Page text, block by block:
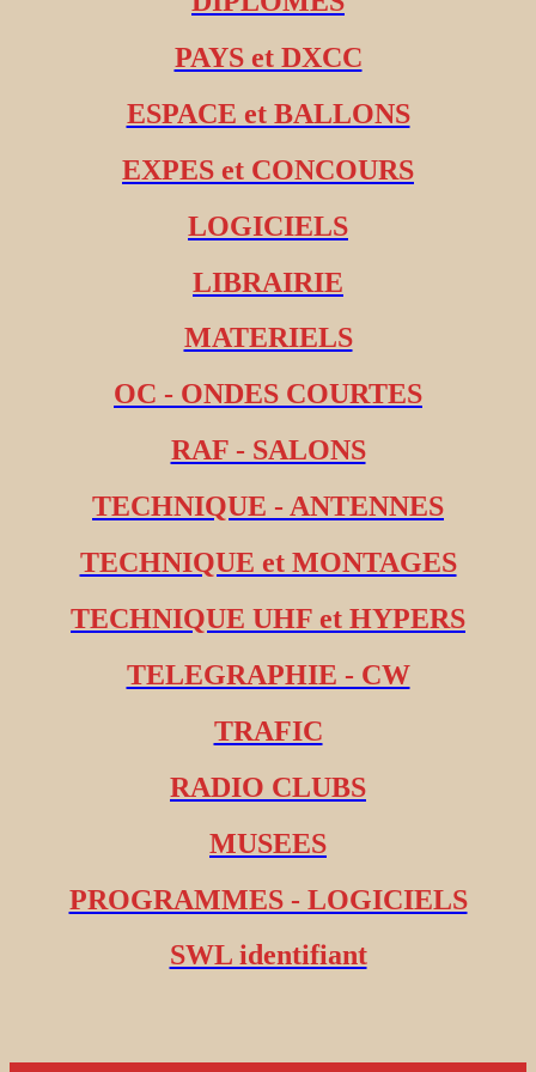
PAYS et DXCC
ESPACE et BALLONS
EXPES et CONCOURS
LOGICIELS
LIBRAIRIE
MATERIELS
OC - ONDES COURTES
RAF - SALONS
TECHNIQUE - ANTENNES
TECHNIQUE et MONTAGES
TECHNIQUE UHF et HYPERS
TELEGRAPHIE - CW
TRAFIC
RADIO CLUBS
MUSEES
PROGRAMMES - LOGICIELS
SWL identifiant